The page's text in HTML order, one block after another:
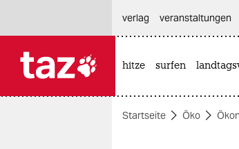
themen
verlag
veranstaltungen
hitze surfen
Startseite Öko